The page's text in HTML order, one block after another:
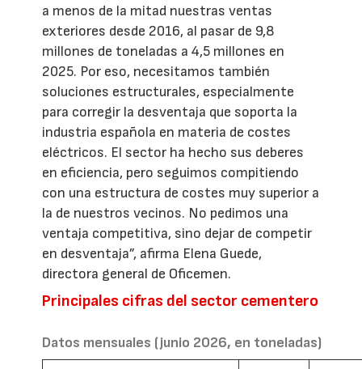
a menos de la mitad nuestras ventas
exteriores desde 2016, al pasar de 9,8
millones de toneladas a 4,5 millones en
2025. Por eso, necesitamos también
soluciones estructurales, especialmente
para corregir la desventaja que soporta la
industria española en materia de costes
eléctricos. El sector ha hecho sus deberes
en eficiencia, pero seguimos compitiendo
con una estructura de costes muy superior a
la de nuestros vecinos. No pedimos una
ventaja competitiva, sino dejar de competir
en desventaja”, afirma Elena Guede,
directora general de Oficemen.
Principales cifras del sector cementero
Datos mensuales (junio 2026, en toneladas)